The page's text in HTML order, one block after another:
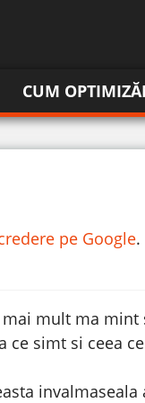
CUM
pe Google.
mult ma
ce simt si ceea